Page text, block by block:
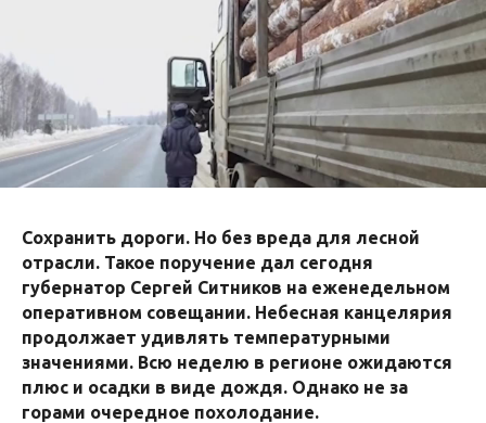
Сохранить дороги. Но без вреда для лесной
отрасли. Такое поручение дал сегодня
губернатор Сергей Ситников на еженедельном
оперативном совещании. Небесная канцелярия
продолжает удивлять температурными
значениями. Всю неделю в регионе ожидаются
плюс и осадки в виде дождя. Однако не за
горами очередное похолодание.